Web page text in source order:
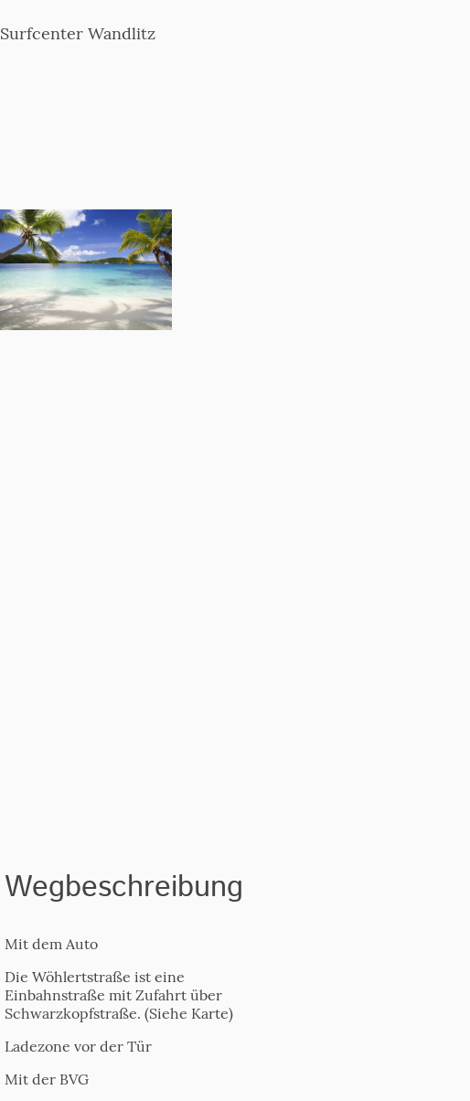
Surfcenter Wandlitz
Wegbeschreibung
Mit dem Auto
Die Wöhlertstraße ist eine
Einbahnstraße mit Zufahrt über
Schwarzkopfstraße. (Siehe Karte)
Ladezone vor der Tür
Mit der BVG